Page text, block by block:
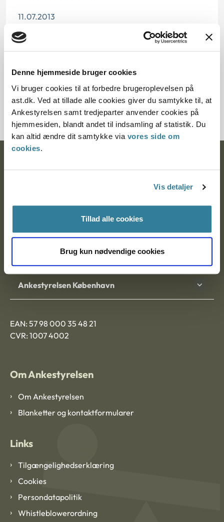
Denne hjemmeside bruger cookies
Vi bruger cookies til at forbedre brugeroplevelsen på
ast.dk. Ved at tillade alle cookies giver du samtykke til, at
Ankestyrelsen samt tredjeparter anvender cookies på
hjemmesiden, blandt andet til indsamling af statistik. Du
kan altid ændre dit samtykke via vores side om
cookies.
Vis detaljer
Tillad alle cookies
Brug kun nødvendige cookies
11.07.2013
Paragraf
6000793-03
Nytorv 7, 2. sal
Ankestyrelsen Aalborg
Ankestyrelsen København
EAN: 57 98 000 35 48 21
CVR: 1007 4002
Om Ankestyrelsen
Om Ankestyrelsen
Blanketter og kontaktformularer
Links
Tilgængelighedserklæring
Cookies
Persondatapolitik
Whistleblowerordning